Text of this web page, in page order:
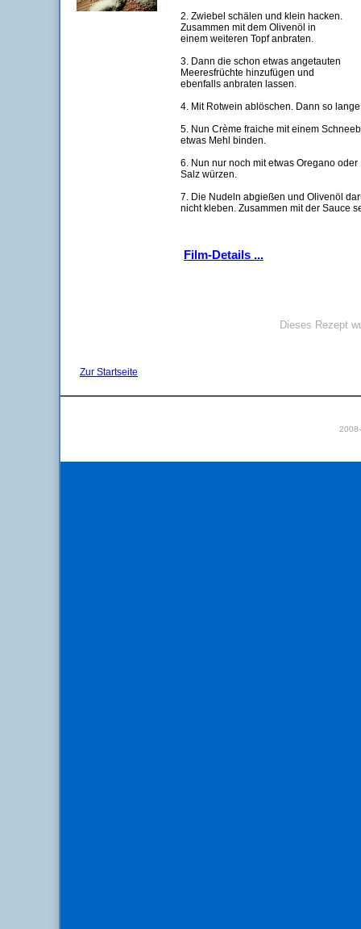
2. Zwiebel schälen und klein hacken.
Zusammen mit dem Olivenöl in
einem weiteren Topf anbraten.
3. Dann die schon etwas angetauten
Meeresfrüchte hinzufügen und
ebenfalls anbraten lassen.
4. Mit Rotwein ablöschen. Dann so
5. Nun Crème fraiche mit einem
etwas Mehl binden.
6. Nun nur noch mit etwas Oregano
Salz würzen.
7. Die Nudeln abgießen und Olivenöl
nicht kleben. Zusammen mit der Sauce
Film-Details ...
Dieses Rezept
Zur Startseite